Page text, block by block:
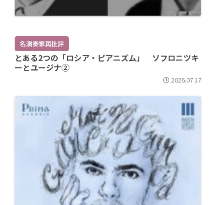
名演奏家再批評
とある2つの「ロシア・ピアニズム」 ソフロニツキ
ーとユージナ②
2026.07.17